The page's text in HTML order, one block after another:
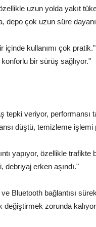
uzun yolda yakıt
depo çok uzun süre
kullanımı çok pratik."
bir sürüş sağlıyor."
tepki veriyor, performansı
düştü, temizleme işlemi
yapıyor, özellikle trafikte
erken aşındı."
Bluetooth bağlantısı
değiştirmek zorunda